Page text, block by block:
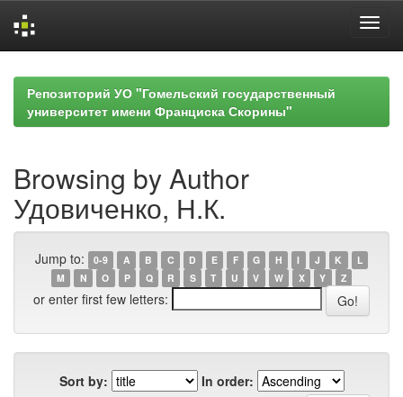
navigationРепозиторий УО "Гомельский государственный
университет имени Франциска Скорины"
Browsing by Author
Удовиченко, Н.К.
Jump to: 0-9 A B C D E F G H I J K
L
M
N O P Q R S T U V W X Y Z
or enter first few letters:
Sort by:
In order: